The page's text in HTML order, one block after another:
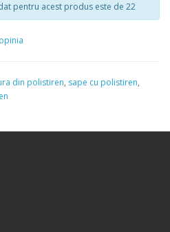
pentru acest produs este de 22
din polistiren, sape cu polistiren,